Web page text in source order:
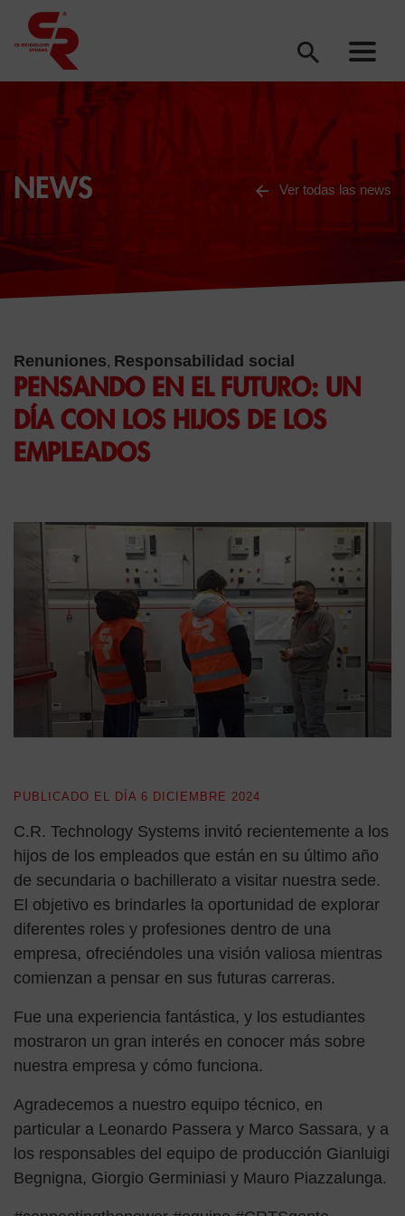
NEWS Ver todas las news
Renuniones, Responsabilidad social
PENSANDO EN EL FUTURO: UN
DÍA CON LOS HIJOS DE LOS
EMPLEADOS
PUBLICADO EL DÍA 6 DICIEMBRE 2024
C.R. Technology Systems invitó recientemente a los
hijos de los empleados que están en su último año
de secundaria o bachillerato a visitar nuestra sede.
El objetivo es brindarles la oportunidad de explorar
diferentes roles y profesiones dentro de una
empresa, ofreciéndoles una visión valiosa mientras
comienzan a pensar en sus futuras carreras.
Fue una experiencia fantástica, y los estudiantes
mostraron un gran interés en conocer más sobre
nuestra empresa y cómo funciona.
Agradecemos a nuestro equipo técnico, en
particular a Leonardo Passera y Marco Sassara, y a
los responsables del equipo de producción Gianluigi
Begnigna, Giorgio Germiniasi y Mauro Piazzalunga.